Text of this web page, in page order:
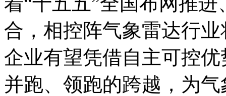
合，相控阵气象雷达行
企业有望凭借自主可控
并跑、领跑的跨越，为